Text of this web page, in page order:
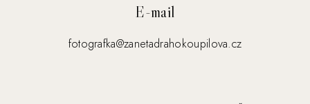
E-mail
fotografka@zanetadrahokoupilova.cz